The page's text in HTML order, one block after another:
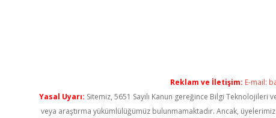
Reklam ve İletişim: E-mail:
Yasal Uyarı: Sitemiz, 5651 Sayılı Kanun gereğince Bilgi
veya araştırma yükümlülüğümüz bulunmamaktadır. Ancak,